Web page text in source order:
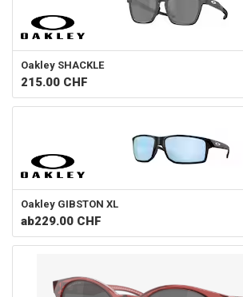
Oakley SHACKLE
215.00 CHF
Oakley GIBSTON XL
ab229.00 CHF